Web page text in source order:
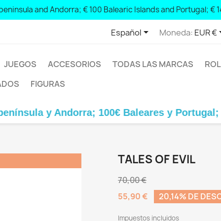
and Andorra; € 100 Balearic Islands and Portugal; €
Español Moneda: EUR €
JUEGOS ACCESORIOS TODAS LAS MARCAS ROL
FIGURAS
100€ Baleares y Portugal; 140€
TALES OF EVIL
70,00 €
55,90 €
20,14% DE
Impuestos incluidos